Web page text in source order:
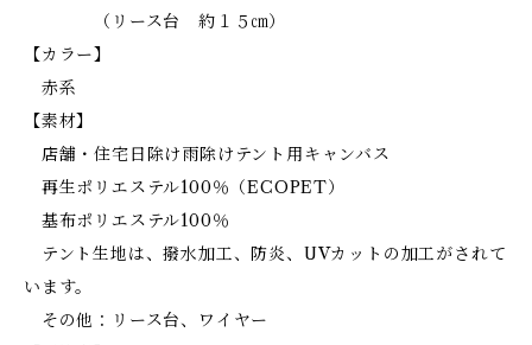
（リース台 約１５㎝）
【カラー】
赤系
【素材】
店舗・住宅日除け雨除けテント用キャンバス
再生ポリエステル100％（ECOPET）
基布ポリエステル100％
テント生地は、撥水加工、防炎、UVカットの加工がされて
います。
その他：リース台、ワイヤー